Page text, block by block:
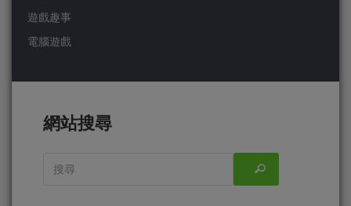
遊戲趣事
電腦遊戲
網站搜尋